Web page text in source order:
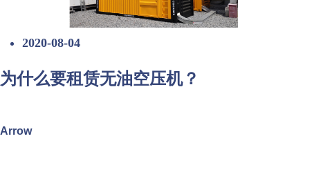
2020-08-04
为什么要租赁无油空压机？
Arrow